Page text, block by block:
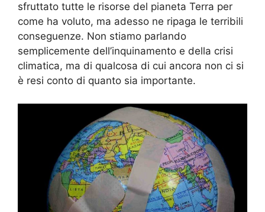
sfruttato tutte le risorse del pianeta Terra per
come ha voluto, ma adesso ne ripaga le terribili
conseguenze. Non stiamo parlando
semplicemente dell’inquinamento e della crisi
climatica, ma di qualcosa di cui ancora non ci si
è resi conto di quanto sia importante.